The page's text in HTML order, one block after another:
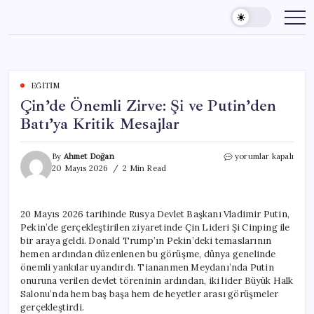
content
EĞITIM
Çin’de Önemli Zirve: Şi ve Putin’den
Batı’ya Kritik Mesajlar
By Ahmet Doğan
20 Mayıs 2026
2 Min Read
Çin’de
Putin’den
Batı’ya
Kritik
Mesajlar
için
yorumlar kapalı
20 Mayıs 2026 tarihinde Rusya Devlet Başkanı Vladimir Putin,
Pekin’de gerçekleştirilen ziyaretinde Çin Lideri Şi Cinping ile
bir araya geldi. Donald Trump’ın Pekin’deki temaslarının
hemen ardından düzenlenen bu görüşme, dünya genelinde
önemli yankılar uyandırdı. Tiananmen Meydanı’nda Putin
onuruna verilen devlet töreninin ardından, iki lider Büyük Halk
Salonu’nda hem baş başa hem de heyetler arası görüşmeler
gerçekleştirdi.